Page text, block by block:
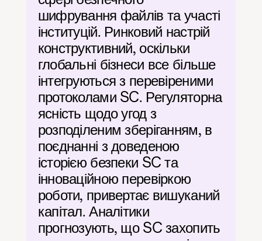
шифрування файлів та участі
інституцій. Ринковий настрій
конструктивний, оскільки
глобальні бізнеси все більше
інтегруються з перевіреними
протоколами SC. Регуляторна
ясність щодо угод з
розподіленим зберіганням, в
поєднанні з доведеною
історією безпеки SC та
інноваційною перевіркою
роботи, привертає вишуканий
капітал. Аналітики
прогнозують, що SC захопить